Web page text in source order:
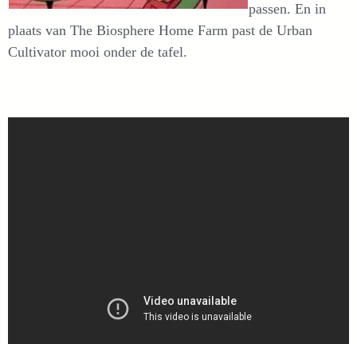
passen. En in
plaats van The Biosphere Home Farm past de Urban
Cultivator mooi onder de tafel.